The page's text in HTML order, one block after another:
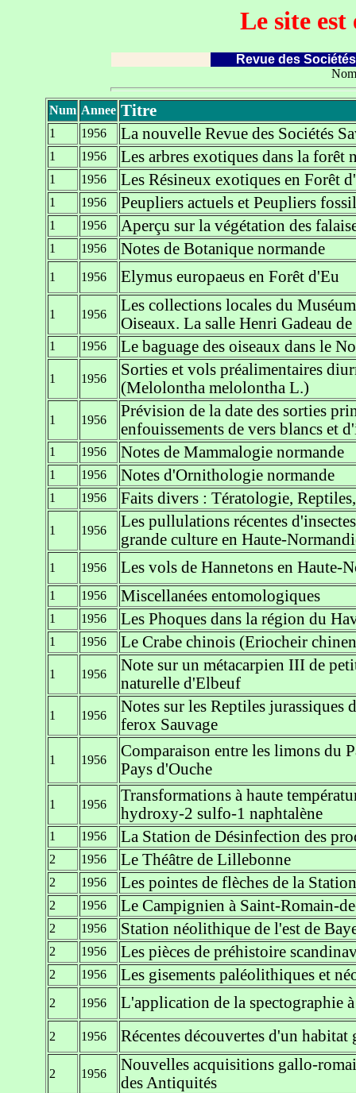
Le site
Revue des
Num Annee Titre
1 1956 La nouvelle Revue des Sociétés
1 1956 Les arbres exotiques dans la forêt
1 1956 Les Résineux exotiques en Forêt
1 1956 Peupliers actuels et Peupliers
1 1956 Aperçu sur la végétation des
1 1956 Notes de Botanique normande
1 1956 Elymus europaeus en Forêt d'Eu
1 1956
Les collections locales du
Oiseaux. La salle Henri Gadeau
1 1956 Le baguage des oiseaux dans le
1 1956
Sorties et vols préalimentaires
(Melolontha melolontha L.)
1 1956
Prévision de la date des sorties
enfouissements de vers blancs et
1 1956 Notes de Mammalogie normande
1 1956 Notes d'Ornithologie normande
1 1956 Faits divers : Tératologie,
1 1956
Les pullulations récentes
grande culture en Haute-
1 1956 Les vols de Hannetons en Haute-
1 1956 Miscellanées entomologiques
1 1956 Les Phoques dans la région du
1 1956 Le Crabe chinois (Eriocheir
1 1956
Note sur un métacarpien III de
naturelle d'Elbeuf
1 1956
Notes sur les Reptiles jurassiques
ferox Sauvage
1 1956
Comparaison entre les limons du
Pays d'Ouche
1 1956
Transformations à haute
hydroxy-2 sulfo-1 naphtalène
1 1956 La Station de Désinfection des
2 1956 Le Théâtre de Lillebonne
2 1956 Les pointes de flèches de la
2 1956 Le Campignien à Saint-Romain-
2 1956 Station néolithique de l'est de
2 1956 Les pièces de préhistoire
2 1956 Les gisements paléolithiques et
2 1956 L'application de la spectographie
2 1956 Récentes découvertes d'un
2 1956
Nouvelles acquisitions gallo-
des Antiquités